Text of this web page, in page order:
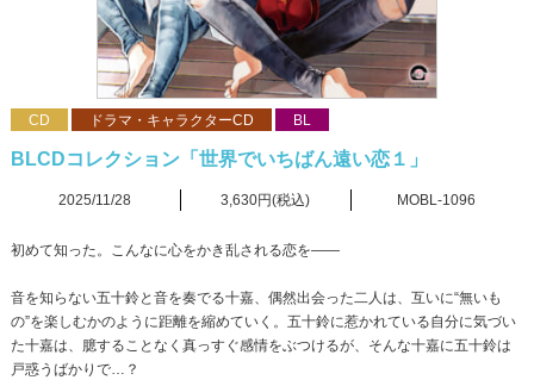
CD ドラマ・キャラクターCD BL
BLCDコレクション「世界でいちばん遠い恋１」
2025/11/28 3,630円(税込) MOBL-1096
初めて知った。こんなに心をかき乱される恋を――
音を知らない五十鈴と音を奏でる十嘉、偶然出会った二人は、互いに“無いも
の”を楽しむかのように距離を縮めていく。五十鈴に惹かれている自分に気づい
た十嘉は、臆することなく真っすぐ感情をぶつけるが、そんな十嘉に五十鈴は
戸惑うばかりで…？